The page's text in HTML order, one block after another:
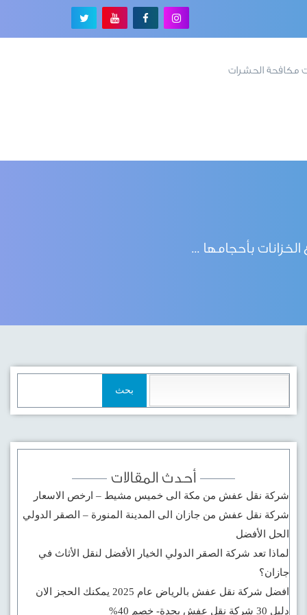
مكافحة الحشرات
بأحجامها ...
أحدث المقالات
شركة نقل عفش من مكة الى خميس مشيط – ارخص الاسعار
شركة نقل عفش من جازان الى المدينة المنورة – الصقر الدولي
الحل الأفضل
لماذا تعد شركة الصقر الدولي الخيار الأفضل لنقل الأثاث في
جازان؟
افضل شركة نقل عفش بالرياض عام 2025 يمكنك الحجز الان
دليل 30 شركة نقل عفش بجدة- خصم 40%